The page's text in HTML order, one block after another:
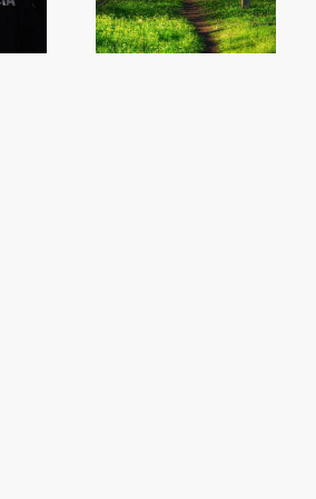
zones
del Mercat